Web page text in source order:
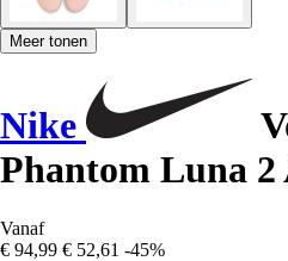
Meer tonen
Nike
Phantom Luna 2
Vanaf
€ 94,99 € 52,61 -45%